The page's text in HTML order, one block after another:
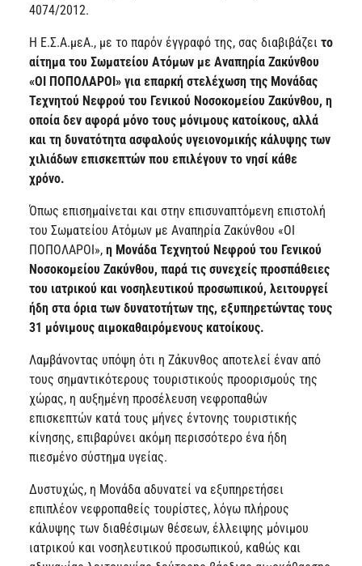
4074/2012.
Η Ε.Σ.Α.μεΑ., με το παρόν έγγραφό της, σας διαβιβάζει το
αίτημα του Σωματείου Ατόμων με Αναπηρία Ζακύνθου
«ΟΙ ΠΟΠΟΛΑΡΟΙ» για επαρκή στελέχωση της Μονάδας
Τεχνητού Νεφρού του Γενικού Νοσοκομείου Ζακύνθου, η
οποία δεν αφορά μόνο τους μόνιμους κατοίκους, αλλά
και τη δυνατότητα ασφαλούς υγειονομικής κάλυψης των
χιλιάδων επισκεπτών που επιλέγουν το νησί κάθε
χρόνο.
Όπως επισημαίνεται και στην επισυναπτόμενη επιστολή
του Σωματείου Ατόμων με Αναπηρία Ζακύνθου «ΟΙ
ΠΟΠΟΛΑΡΟΙ», η Μονάδα Τεχνητού Νεφρού του Γενικού
Νοσοκομείου Ζακύνθου, παρά τις συνεχείς προσπάθειες
του ιατρικού και νοσηλευτικού προσωπικού, λειτουργεί
ήδη στα όρια των δυνατοτήτων της, εξυπηρετώντας τους
31 μόνιμους αιμοκαθαιρόμενους κατοίκους.
Λαμβάνοντας υπόψη ότι η Ζάκυνθος αποτελεί έναν από
τους σημαντικότερους τουριστικούς προορισμούς της
χώρας, η αυξημένη προσέλευση νεφροπαθών
επισκεπτών κατά τους μήνες έντονης τουριστικής
κίνησης, επιβαρύνει ακόμη περισσότερο ένα ήδη
πιεσμένο σύστημα υγείας.
Δυστυχώς, η Μονάδα αδυνατεί να εξυπηρετήσει
επιπλέον νεφροπαθείς τουρίστες, λόγω πλήρους
κάλυψης των διαθέσιμων θέσεων, έλλειψης μόνιμου
ιατρικού και νοσηλευτικού προσωπικού, καθώς και